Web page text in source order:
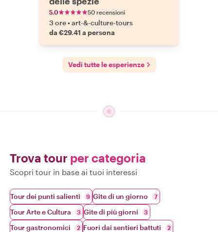
5.0 50 recensioni
3 ore•art-&-culture-tours
da €29.41 a persona
Vedi tutte le esperienze
Trova tour per categoria
Scopri tour in base ai tuoi interessi
Tour dei punti salienti 9 Gite di un giorno 7
Tour Arte e Cultura 3 Gite di più giorni 3
Tour gastronomici 2 Fuori dai sentieri battuti 2